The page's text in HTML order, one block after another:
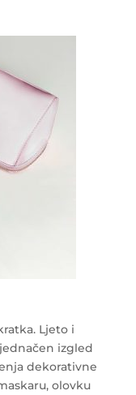
Ljeto i
izgled
dekorativne
olovku